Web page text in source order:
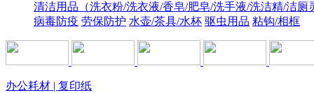
清洁用品（洗衣粉/洗衣液/香皂/肥皂/洗手液/洗洁精/洁厕
病毒防疫 劳保防护 水壶/茶具/水杯 驱虫用品 粘钩/相框
办公耗材 | 复印纸